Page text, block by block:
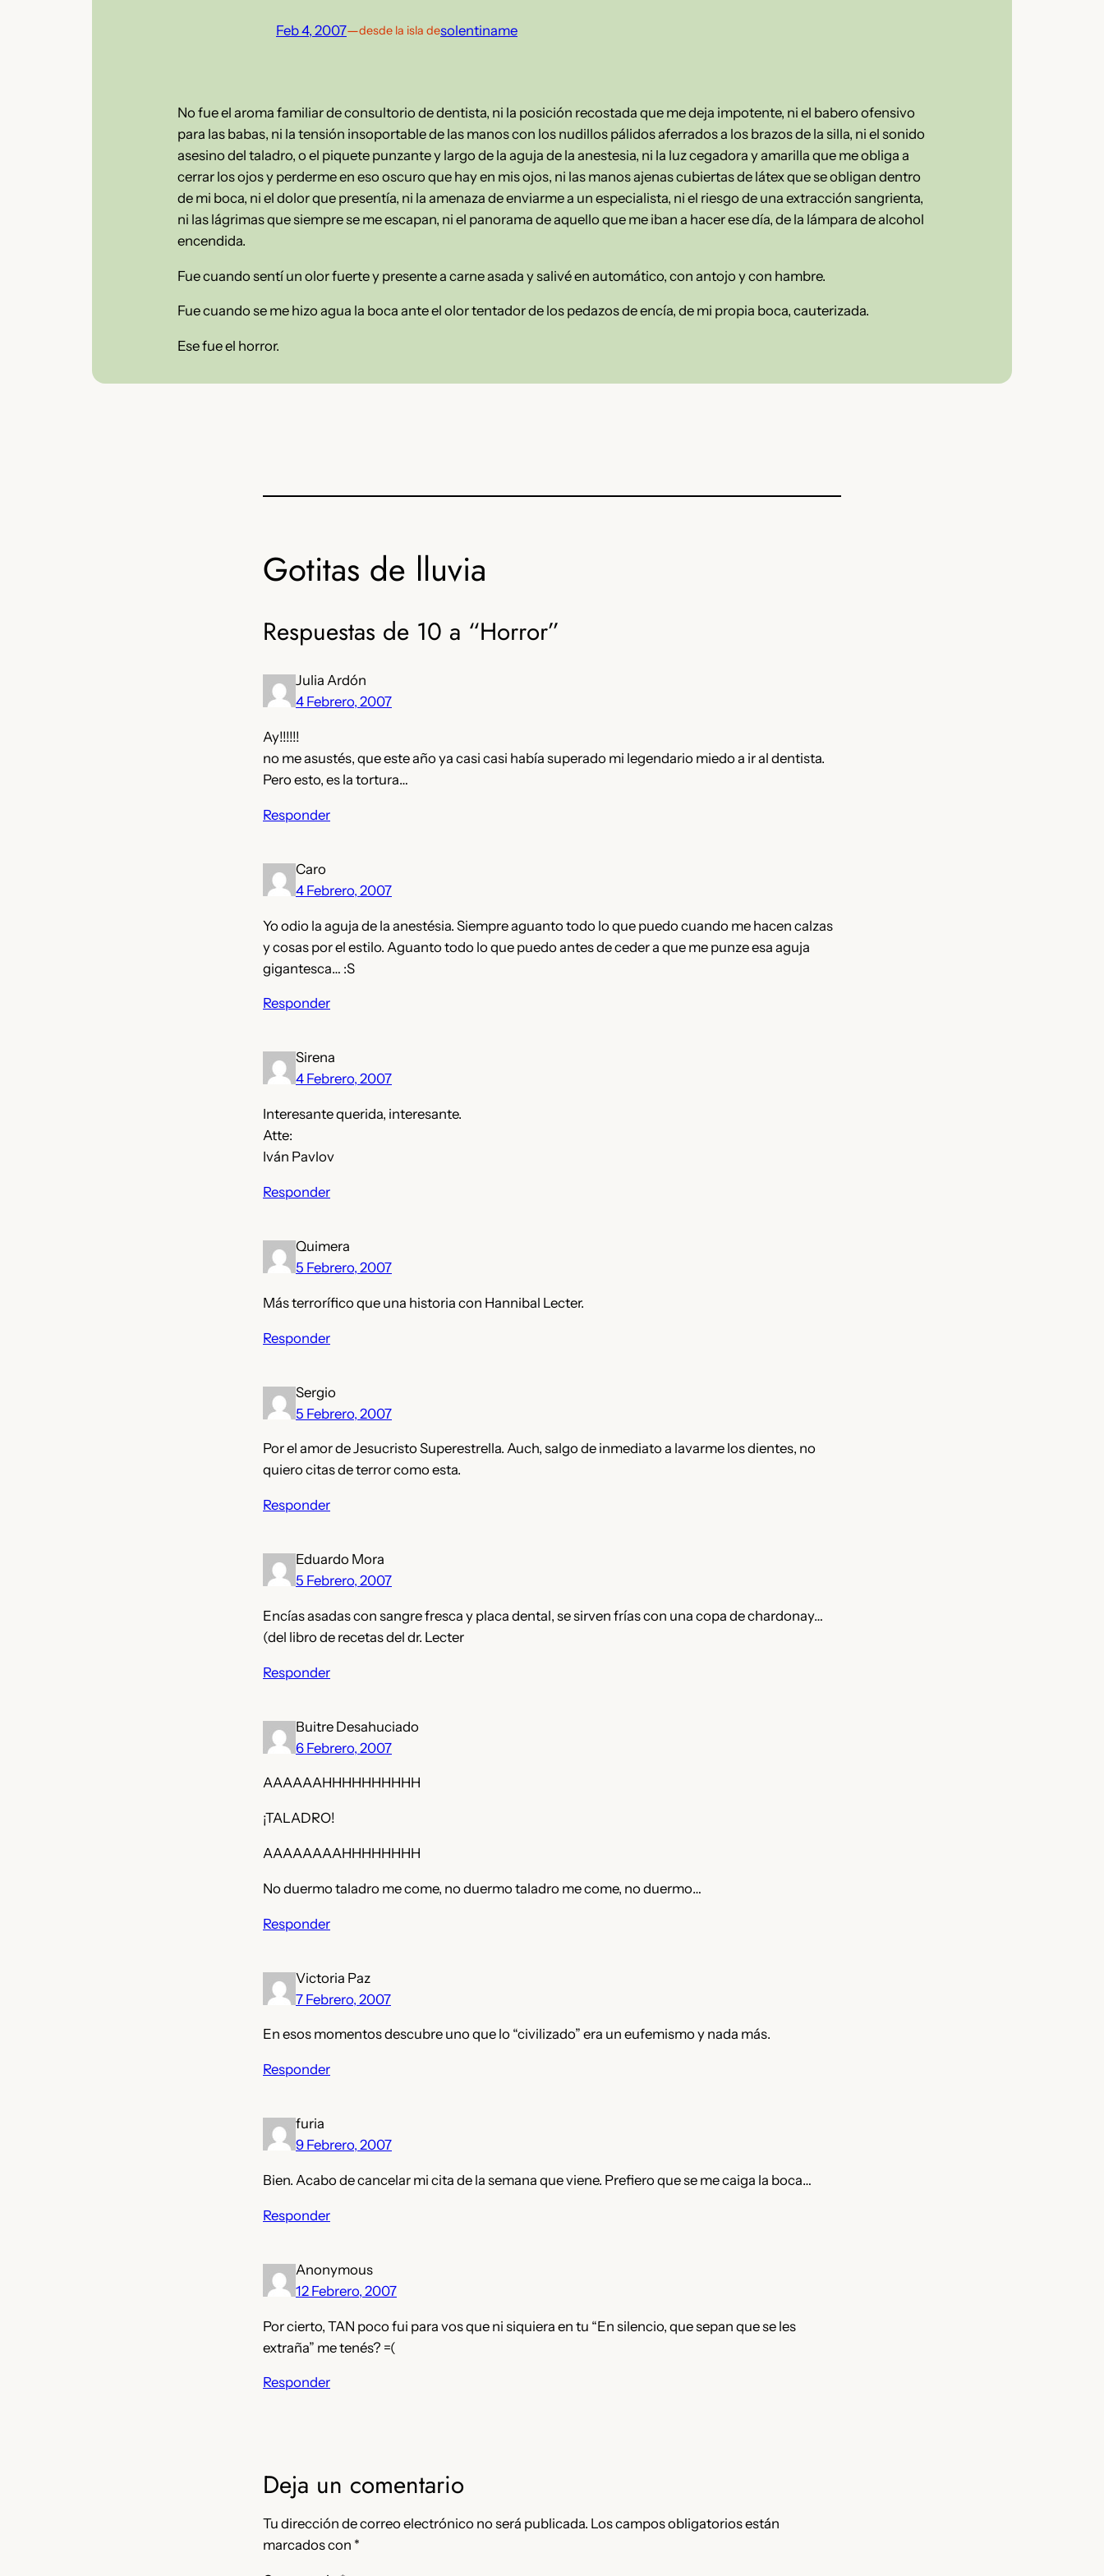
Feb 4, 2007—desde la isla desolentiname
No fue el aroma familiar de consultorio de dentista, ni la posición recostada que me deja impotente, ni el babero ofensivo
para las babas, ni la tensión insoportable de las manos con los nudillos pálidos aferrados a los brazos de la silla, ni el sonido
asesino del taladro, o el piquete punzante y largo de la aguja de la anestesia, ni la luz cegadora y amarilla que me obliga a
cerrar los ojos y perderme en eso oscuro que hay en mis ojos, ni las manos ajenas cubiertas de látex que se obligan dentro
de mi boca, ni el dolor que presentía, ni la amenaza de enviarme a un especialista, ni el riesgo de una extracción sangrienta,
ni las lágrimas que siempre se me escapan, ni el panorama de aquello que me iban a hacer ese día, de la lámpara de alcohol
encendida.
Fue cuando sentí un olor fuerte y presente a carne asada y salivé en automático, con antojo y con hambre.
Fue cuando se me hizo agua la boca ante el olor tentador de los pedazos de encía, de mi propia boca, cauterizada.
Ese fue el horror.
Gotitas de lluvia
Respuestas de 10 a “Horror”
Julia Ardón
4 Febrero, 2007
Ay!!!!!!
no me asustés, que este año ya casi casi había superado mi legendario miedo a ir al dentista.
Pero esto, es la tortura…
Responder
Caro
4 Febrero, 2007
Yo odio la aguja de la anestésia. Siempre aguanto todo lo que puedo cuando me hacen calzas
y cosas por el estilo. Aguanto todo lo que puedo antes de ceder a que me punze esa aguja
gigantesca… :S
Responder
Sirena
4 Febrero, 2007
Interesante querida, interesante.
Atte:
Iván Pavlov
Responder
Quimera
5 Febrero, 2007
Más terrorífico que una historia con Hannibal Lecter.
Responder
Sergio
5 Febrero, 2007
Por el amor de Jesucristo Superestrella. Auch, salgo de inmediato a lavarme los dientes, no
quiero citas de terror como esta.
Responder
Eduardo Mora
5 Febrero, 2007
Encías asadas con sangre fresca y placa dental, se sirven frías con una copa de chardonay…
(del libro de recetas del dr. Lecter
Responder
Buitre Desahuciado
6 Febrero, 2007
AAAAAAHHHHHHHHHH
¡TALADRO!
AAAAAAAAHHHHHHHH
No duermo taladro me come, no duermo taladro me come, no duermo…
Responder
Victoria Paz
7 Febrero, 2007
En esos momentos descubre uno que lo “civilizado” era un eufemismo y nada más.
Responder
furia
9 Febrero, 2007
Bien. Acabo de cancelar mi cita de la semana que viene. Prefiero que se me caiga la boca…
Responder
Anonymous
12 Febrero, 2007
Por cierto, TAN poco fui para vos que ni siquiera en tu “En silencio, que sepan que se les
extraña” me tenés? =(
Responder
Deja un comentario
Tu dirección de correo electrónico no será publicada. Los campos obligatorios están
marcados con *